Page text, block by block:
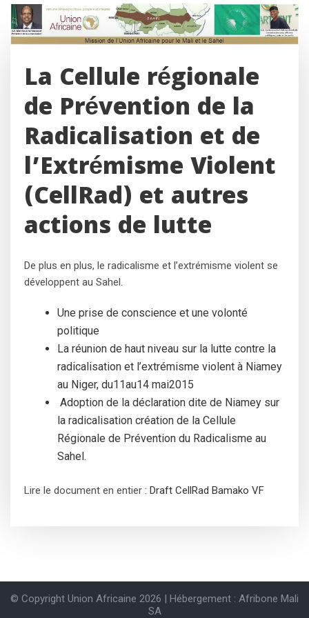
Skip
content
La Cellule régionale
de Prévention de la
Radicalisation et de
l’Extrémisme Violent
(CellRad) et autres
actions de lutte
De plus en plus, le radicalisme et l’extrémisme violent se
développent au Sahel.
Une prise de conscience et une volonté
politique
La réunion de haut niveau sur la lutte contre la
radicalisation et l’extrémisme violent à Niamey
au Niger, du11au14 mai2015
Adoption de la déclaration dite de Niamey sur
la radicalisation création de la Cellule
Régionale de Prévention du Radicalisme au
Sahel.
Lire le document en entier : Draft CellRad Bamako VF
© Copyright Union Africaine 2026 | Hébergement : Afribone Mali
SA